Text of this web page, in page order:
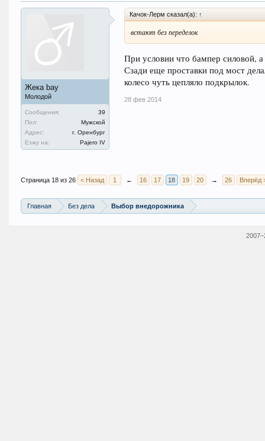
Жека bay
Молодой
Сообщения:
39
Пол:
Мужской
Адрес:
г. Оренбург
Езжу на:
Pajero IV
Качок-Лерм сказал(а): ↑
встают без переделок
При условии что бампер силовой,
Сзади еще проставки под мост
колесо чуть цепляло подкрылок.
28 фев 2014
Страница 18 из 26 < Назад 1 ← 16 17 18 19 20 → 26 Вперёд
Главная Без дела Выбор внедорожника
2007–